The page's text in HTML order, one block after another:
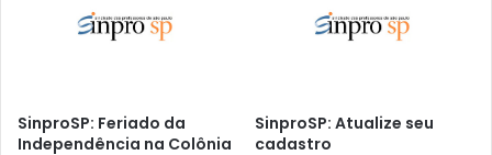
SinproSP: Feriado da
Independência na Colônia
SinproSP: Atualize seu
cadastro